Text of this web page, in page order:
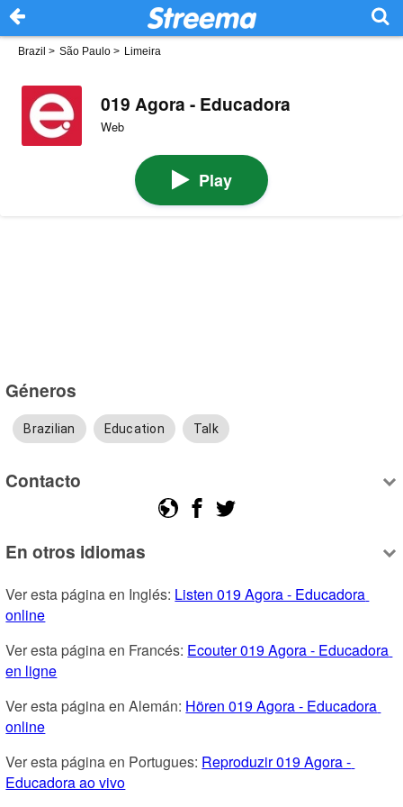
Brazil > São Paulo > Limeira
019 Agora - Educadora
Web
Play
Géneros
Brazilian Education Talk
Contacto
En otros idiomas
Ver esta página en Inglés: Listen 019 Agora - Educadora
online
Ver esta página en Francés: Ecouter 019 Agora - Educadora
en ligne
Ver esta página en Alemán: Hören 019 Agora - Educadora
online
Ver esta página en Portugues: Reproduzir 019 Agora -
Educadora ao vivo